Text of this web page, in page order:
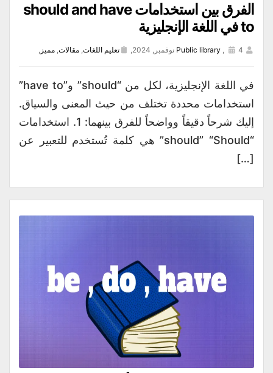
الفرق بين استخدامات should and have
to في اللغة الإنجليزية
Public library , 4 نوفمبر, 2024, تعليم اللغات, مقالات, مميز ,
في اللغة الإنجليزية، لكل من “should” و”have to”
استخدامات محددة تختلف من حيث المعنى والسياق.
إليك شرحاً دقيقاً وواضحاً للفرق بينهما: 1. استخدامات
“should” “Should” هي كلمة تُستخدم للتعبير عن
[…]